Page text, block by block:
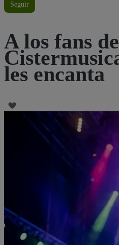
Seguir
A los fans de
les encanta